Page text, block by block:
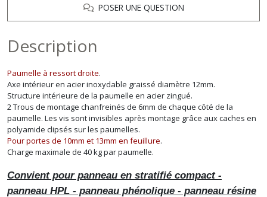
POSER UNE QUESTION
Description
Paumelle à ressort droite.
Axe intérieur en acier inoxydable graissé diamètre 12mm.
Structure intérieure de la paumelle en acier zingué.
2 Trous de montage chanfreinés de 6mm de chaque côté de la
paumelle. Les vis sont invisibles après montage grâce aux caches en
polyamide clipsés sur les paumelles.
Pour portes de 10mm et 13mm en feuillure.
Charge maximale de 40 kg par paumelle.
Convient pour panneau en stratifié compact -
panneau HPL - panneau phénolique - panneau résine